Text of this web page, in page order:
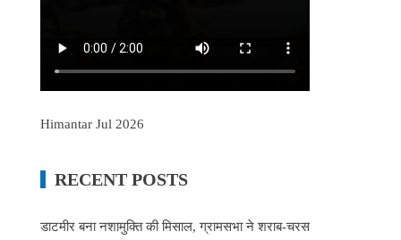
Himantar Jul 2026
RECENT POSTS
डाटमीर बना नशामुक्ति की मिसाल, ग्रामसभा ने शराब-चरस